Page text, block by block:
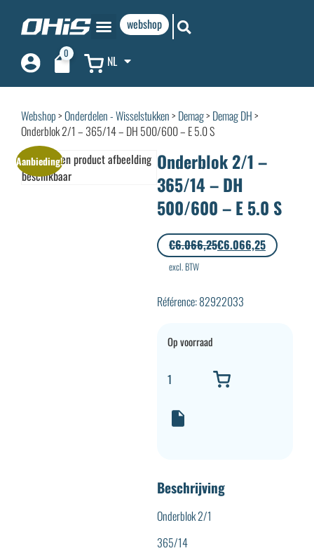
webshop
0 NL
Webshop>Onderdelen - Wisselstukken> Demag> Demag DH>
Onderblok 2/1 – 365/14 – DH 500/600 – E 5.0 S
Aanbieding!
Onderblok 2/1 –
365/14 – DH
500/600 – E 5.0 S
€6.066,25€6.066,25
excl. BTW
Référence: 82922033
Op voorraad
Beschrijving
Onderblok 2/1
365/14